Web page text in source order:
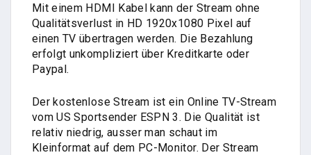
Mit einem HDMI Kabel kann der Stream ohne
Qualitätsverlust in HD 1920x1080 Pixel auf
einen TV übertragen werden. Die Bezahlung
erfolgt unkompliziert über Kreditkarte oder
Paypal.
Der kostenlose Stream ist ein Online TV-Stream
vom US Sportsender ESPN 3. Die Qualität ist
relativ niedrig, ausser man schaut im
Kleinformat auf dem PC-Monitor. Der Stream